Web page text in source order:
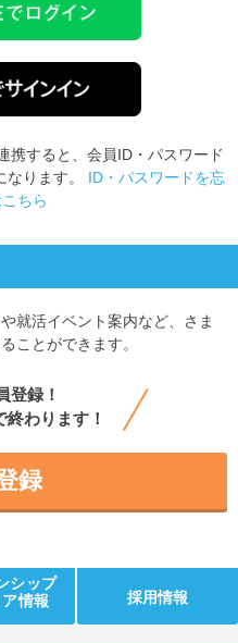
すると、会員ID・パスワード
なります。 ID・パスワードを忘
ちら
就活イベント案内など、さま
ことができます。
登録！
終わります！
録
シップ
ア情報
採用情報